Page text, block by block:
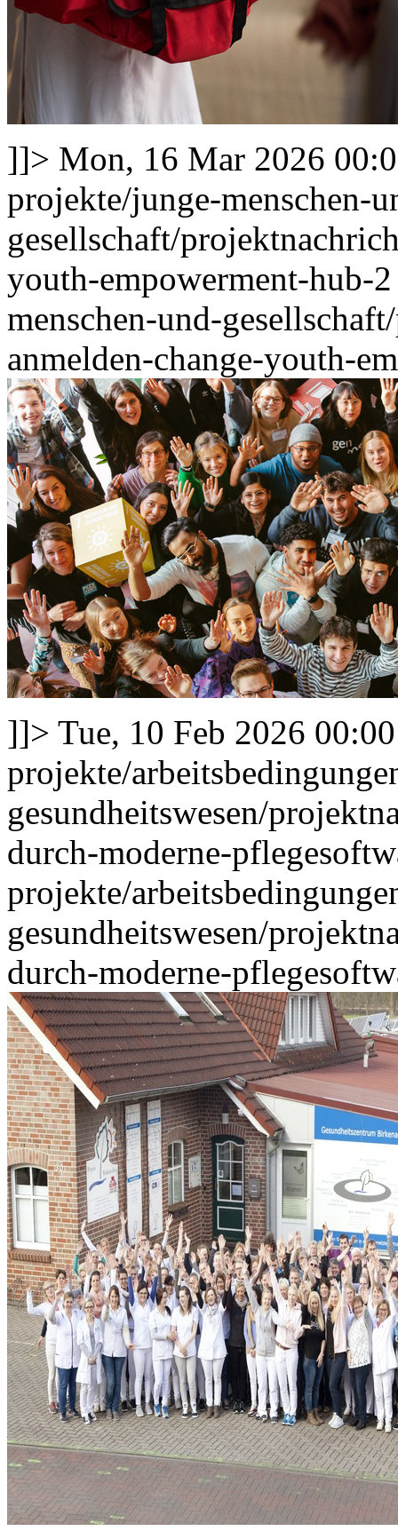
]]> Mon, 16 Mar 2026
projekte/junge-menschen-
gesellschaft/
youth-empowerment-hub-
menschen-und-
anmelden-change-youth-
]]> Tue, 10 Feb 2026
projekte/
gesundheitswesen/
durch-moderne-
projekte/
gesundheitswesen/
durch-moderne-